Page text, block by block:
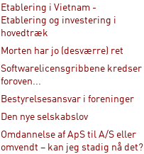
Etablering i Vietnam -
Etablering og investering i
hovedtræk
Morten har jo (desværre) ret
Softwarelicensgribbene kredser
foroven...
Bestyrelsesansvar i foreninger
Den nye selskabslov
Omdannelse af ApS til A/S eller
omvendt – kan jeg stadig nå det?